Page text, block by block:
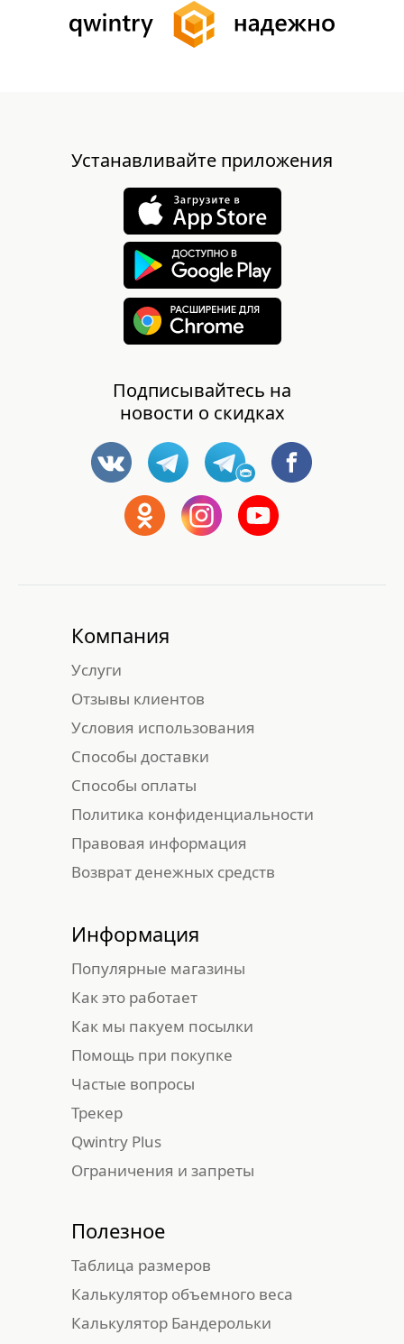
Устанавливайте приложения
Подписывайтесь на
новости о скидках
Способы доставки
Возврат денежных средств
Условия использования
Правовая информация
Способы оплаты
Услуги
Компания
Отзывы клиентов
Политика конфиденциальности
Как это работает
Популярные магазины
Qwintry Plus
Помощь при покупке
Ограничения и запреты
Частые вопросы
Информация
Как мы пакуем посылки
Трекер
Калькулятор Бандерольки
Таблица размеров
Полезное
Калькулятор объемного веса